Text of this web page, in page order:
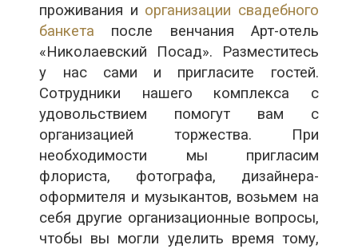
проживания и организации свадебного
банкета после венчания Арт-отель
«Николаевский Посад». Разместитесь
у нас сами и пригласите гостей.
Сотрудники нашего комплекса с
удовольствием помогут вам с
организацией торжества. При
необходимости мы пригласим
флориста, фотографа, дизайнера-
оформителя и музыкантов, возьмем на
себя другие организационные вопросы,
чтобы вы могли уделить время тому,